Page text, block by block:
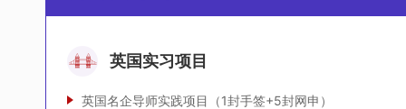
英国实习项目
英国名企导师实践项目（1封手签+5封网申）